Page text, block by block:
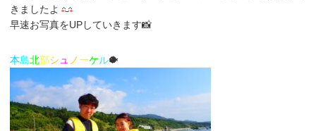
きましたよ
早速お写真をUPしていきます📸
本島北部シ ュ ノ ーケル🐡